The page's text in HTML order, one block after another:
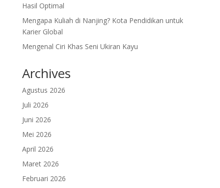
Hasil Optimal
Mengapa Kuliah di Nanjing? Kota Pendidikan untuk
Karier Global
Mengenal Ciri Khas Seni Ukiran Kayu
Archives
Agustus 2026
Juli 2026
Juni 2026
Mei 2026
April 2026
Maret 2026
Februari 2026